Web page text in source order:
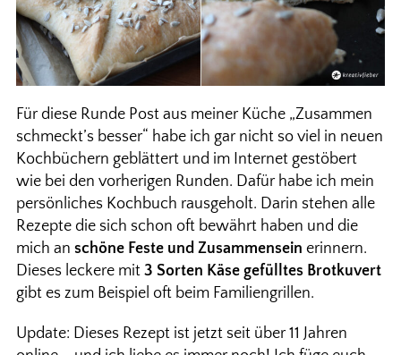
Für diese Runde Post aus meiner Küche „Zusammen
schmeckt’s besser“ habe ich gar nicht so viel in neuen
Kochbüchern geblättert und im Internet gestöbert
wie bei den vorherigen Runden. Dafür habe ich mein
persönliches Kochbuch rausgeholt. Darin stehen alle
Rezepte die sich schon oft bewährt haben und die
mich an schöne Feste und Zusammensein erinnern.
Dieses leckere mit3 Sorten Käse gefülltes Brotkuvert
gibt es zum Beispiel oft beim Familiengrillen.
Update: Dieses Rezept ist jetzt seit über 11 Jahren